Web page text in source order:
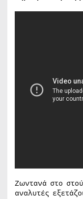
Ζωντανά στο
αναλυτές